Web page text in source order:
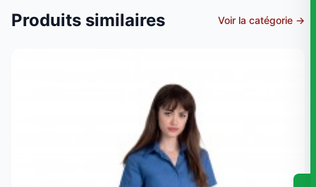
Produits similaires Voir la catégorie →